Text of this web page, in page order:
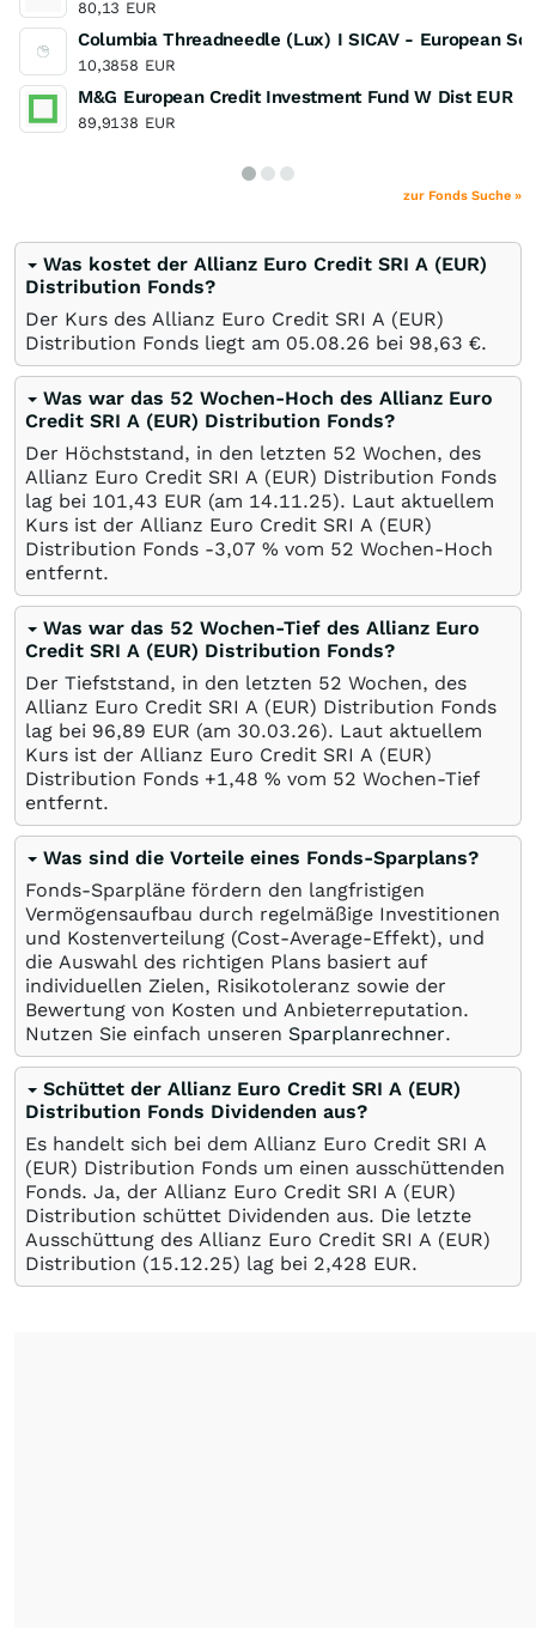
80,13 EUR
Columbia Threadneedle (Lux) I SICAV - European
10,3858 EUR
M&G European Credit Investment Fund W Dist EUR
89,9138 EUR
zur Fonds Suche »
Was kostet der Allianz Euro Credit SRI A (EUR)
Distribution Fonds?
Der Kurs des Allianz Euro Credit SRI A (EUR)
Distribution Fonds liegt am 05.08.26 bei 98,63 €.
Was war das 52 Wochen-Hoch des Allianz Euro
Credit SRI A (EUR) Distribution Fonds?
Der Höchststand, in den letzten 52 Wochen, des
Allianz Euro Credit SRI A (EUR) Distribution Fonds
lag bei 101,43 EUR (am 14.11.25). Laut aktuellem
Kurs ist der Allianz Euro Credit SRI A (EUR)
Distribution Fonds -3,07 % vom 52 Wochen-Hoch
entfernt.
Was war das 52 Wochen-Tief des Allianz Euro
Credit SRI A (EUR) Distribution Fonds?
Der Tiefststand, in den letzten 52 Wochen, des
Allianz Euro Credit SRI A (EUR) Distribution Fonds
lag bei 96,89 EUR (am 30.03.26). Laut aktuellem
Kurs ist der Allianz Euro Credit SRI A (EUR)
Distribution Fonds +1,48 % vom 52 Wochen-Tief
entfernt.
Was sind die Vorteile eines Fonds-Sparplans?
Fonds-Sparpläne fördern den langfristigen
Vermögensaufbau durch regelmäßige Investitionen
und Kostenverteilung (Cost-Average-Effekt), und
die Auswahl des richtigen Plans basiert auf
individuellen Zielen, Risikotoleranz sowie der
Bewertung von Kosten und Anbieterreputation.
Nutzen Sie einfach unseren Sparplanrechner.
Schüttet der Allianz Euro Credit SRI A (EUR)
Distribution Fonds Dividenden aus?
Es handelt sich bei dem Allianz Euro Credit SRI A
(EUR) Distribution Fonds um einen ausschüttenden
Fonds. Ja, der Allianz Euro Credit SRI A (EUR)
Distribution schüttet Dividenden aus. Die letzte
Ausschüttung des Allianz Euro Credit SRI A (EUR)
Distribution (15.12.25) lag bei 2,428 EUR.